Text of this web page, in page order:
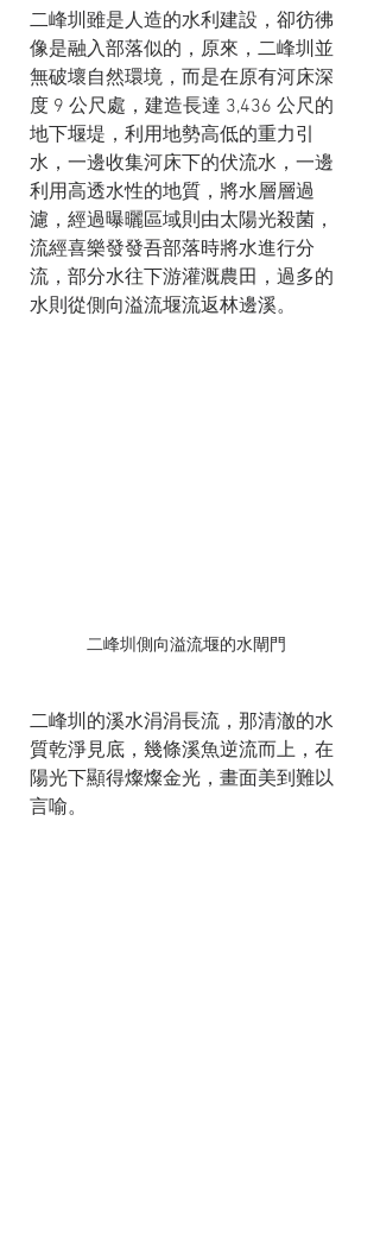
二峰圳雖是人造的水利建設，卻彷彿
像是融入部落似的，原來，二峰圳並
無破壞自然環境，而是在原有河床深
度 9 公尺處，建造長達 3,436 公尺的
地下堰堤，利用地勢高低的重力引
水，一邊收集河床下的伏流水，一邊
利用高透水性的地質，將水層層過
濾，經過曝曬區域則由太陽光殺菌，
流經喜樂發發吾部落時將水進行分
流，部分水往下游灌溉農田，過多的
水則從側向溢流堰流返林邊溪。
二峰圳側向溢流堰的水閘門
二峰圳的溪水涓涓長流，那清澈的水
質乾淨見底，幾條溪魚逆流而上，在
陽光下顯得燦燦金光，畫面美到難以
言喻。